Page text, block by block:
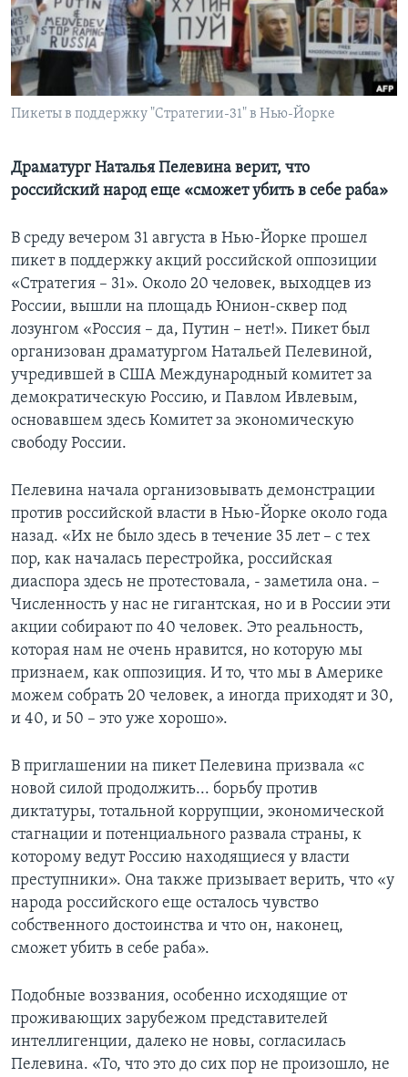
Learning English
СОЦИАЛЬНЫЕ СЕТИ
Языки
Пикеты в поддержку "Стратегии-31" в Нью-Йорке
Драматург Наталья Пелевина верит, что
российский народ еще «сможет убить в себе раба»
В среду вечером 31 августа в Нью-Йорке прошел
пикет в поддержку акций российской оппозиции
«Стратегия – 31». Около 20 человек, выходцев из
России, вышли на площадь Юнион-сквер под
лозунгом «Россия – да, Путин – нет!». Пикет был
организован драматургом Натальей Пелевиной,
учредившей в США Международный комитет за
демократическую Россию, и Павлом Ивлевым,
основавшем здесь Комитет за экономическую
свободу России.
Пелевина начала организовывать демонстрации
против российской власти в Нью-Йорке около года
назад. «Их не было здесь в течение 35 лет – с тех
пор, как началась перестройка, российская
диаспора здесь не протестовала, - заметила она. –
Численность у нас не гигантская, но и в России эти
акции собирают по 40 человек. Это реальность,
которая нам не очень нравится, но которую мы
признаем, как оппозиция. И то, что мы в Америке
можем собрать 20 человек, а иногда приходят и 30,
и 40, и 50 – это уже хорошо».
В приглашении на пикет Пелевина призвала «с
новой силой продолжить... борьбу против
диктатуры, тотальной коррупции, экономической
стагнации и потенциального развала страны, к
которому ведут Россию находящиеся у власти
преступники». Она также призывает верить, что «у
народа российского еще осталось чувство
собственного достоинства и что он, наконец,
сможет убить в себе раба».
Подобные воззвания, особенно исходящие от
проживающих зарубежом представителей
интеллигенции, далеко не новы, согласилась
Пелевина. «То, что это до сих пор не произошло, не